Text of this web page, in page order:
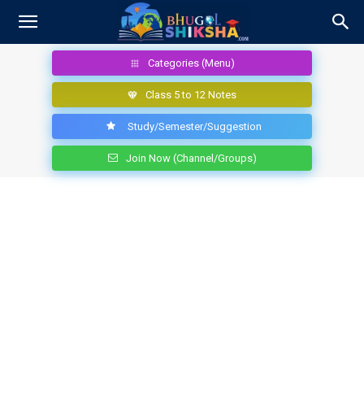
Categories (Menu)
Class 5 to 12 Notes
Study/Semester/Suggestion
Join Now (Channel/Groups)